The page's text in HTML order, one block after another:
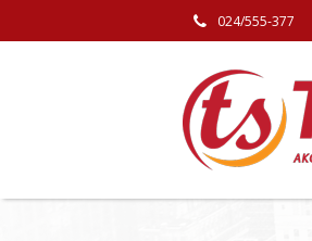
024/555-377